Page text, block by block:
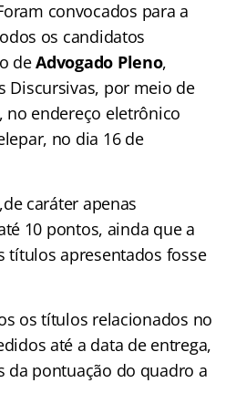
convocados para a
os candidatos
deAdvogado Pleno,
Discursivas, por meio de
no endereço eletrônico
no dia 16 de
caráter apenas
10 pontos, ainda que a
títulos apresentados fosse
os títulos relacionados no
até a data de entrega,
da pontuação do quadro a